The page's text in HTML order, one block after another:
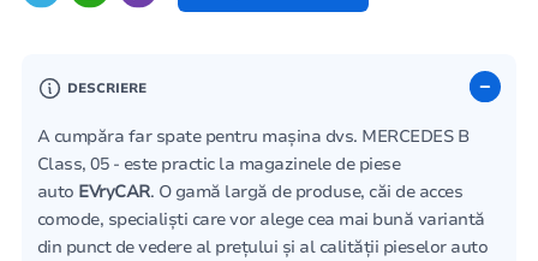
DESCRIERE
A cumpăra far spate pentru mașina dvs. MERCEDES B
Class, 05 - este practic la magazinele de piese
auto EVryCAR. O gamă largă de produse, căi de acces
comode, specialiști care vor alege cea mai bună variantă
din punct de vedere al prețului și al calității pieselor auto